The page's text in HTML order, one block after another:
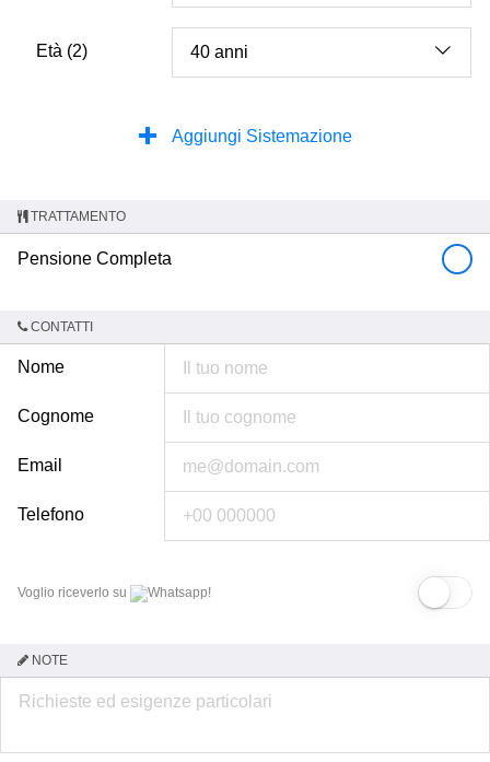
Età (2)
Aggiungi Sistemazione
TRATTAMENTO
Pensione Completa
CONTATTI
Nome
Cognome
Email
Telefono
Voglio riceverlo su Whatsapp!
NOTE